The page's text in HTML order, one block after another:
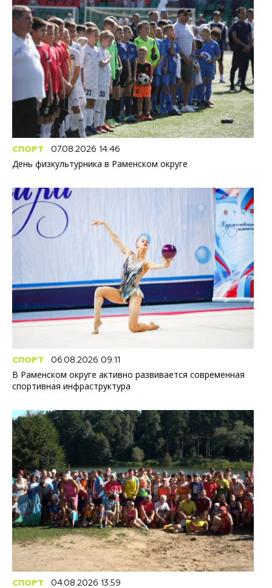
СПОРТ 07.08.2026 14:46
День физкультурника в Раменском округе
СПОРТ 06.08.2026 09:11
В Раменском округе активно развивается современная
спортивная инфраструктура
СПОРТ 04.08.2026 13:59